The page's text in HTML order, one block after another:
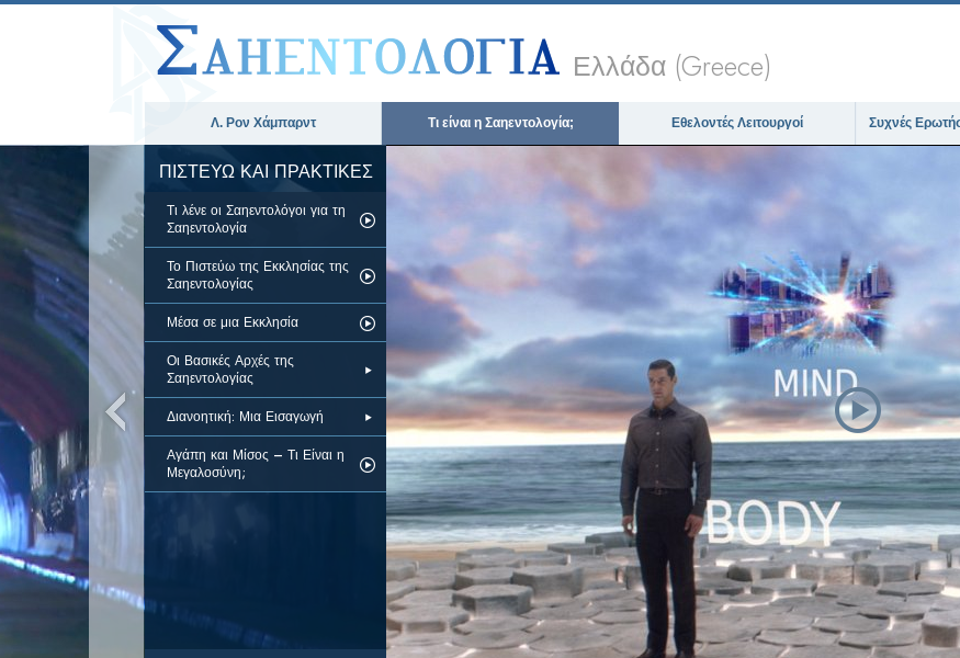
Ελλάδα (Greece)
Λ. Ρον Χάμπαρντ Τι είναι η Σαηεντολογία; Εθελοντές Λειτουργοί Συχνές
ΠΙΣΤΕΥΩ ΚΑΙ ΠΡΑΚΤΙΚΕΣ
Τι λένε οι Σαηεντολόγοι για τη
Σαηεντολογία
Το Πιστεύω της Εκκλησίας της
Σαηεντολογίας
Μέσα σε μια Εκκλησία
Οι Βασικές Αρχές της
Σαηεντολογίας
Διανοητική: Μια Εισαγωγή
Αγάπη και Μίσος – Τι Είναι η
Μεγαλοσύνη;